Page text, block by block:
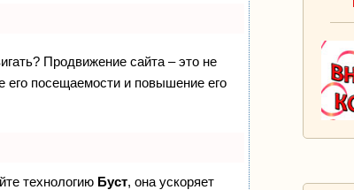
Продвижение сайта – это не
его посещаемости и повышение его
технологию Буст, она ускоряет